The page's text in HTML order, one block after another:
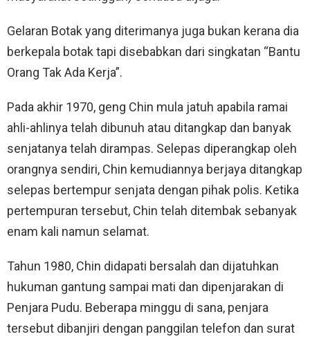
Gelaran Botak yang diterimanya juga bukan kerana dia
berkepala botak tapi disebabkan dari singkatan “Bantu
Orang Tak Ada Kerja”.
Pada akhir 1970, geng Chin mula jatuh apabila ramai
ahli-ahlinya telah dibunuh atau ditangkap dan banyak
senjatanya telah dirampas. Selepas diperangkap oleh
orangnya sendiri, Chin kemudiannya berjaya ditangkap
selepas bertempur senjata dengan pihak polis. Ketika
pertempuran tersebut, Chin telah ditembak sebanyak
enam kali namun selamat.
Tahun 1980, Chin didapati bersalah dan dijatuhkan
hukuman gantung sampai mati dan dipenjarakan di
Penjara Pudu. Beberapa minggu di sana, penjara
tersebut dibanjiri dengan panggilan telefon dan surat